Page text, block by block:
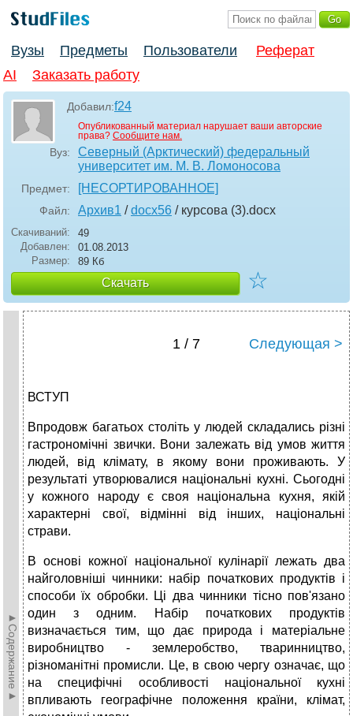
Вузы Предметы Пользователи
Реферат
AI
Заказать работу
Добавил:f24
Опубликованный материал нарушает ваши авторские
права? Сообщите нам.
Вуз:
Северный (Арктический) федеральный
университет им. М. В. Ломоносова
Предмет: [НЕСОРТИРОВАННОЕ]
Файл: Архив1 /docx56 / курсова (3).docx
Скачиваний:
49
Добавлен:
01.08.2013
Размер:
89 Кб
Скачать ☆
►Содержание►
1 / 7 Следующая >
ВСТУП
Впродовж багатьох століть у людей складались різні
гастрономічні звички. Вони залежать від умов життя
людей, від клімату, в якому вони проживають. У
результаті утворювалися національні кухні. Сьогодні
у кожного народу є своя національна кухня, якій
характерні свої, відмінні від інших, національні
страви.
В основі кожної національної кулінарії лежать два
найголовніші чинники: набір початкових продуктів і
способи їх обробки. Ці два чинники тісно пов'язано
один з одним. Набір початкових продуктів
визначається тим, що дає природа і матеріальне
виробництво - землеробство, тваринництво,
різноманітні промисли. Це, в свою чергу означає, що
на специфічні особливості національної кухні
впливають географічне положення країни, клімат,